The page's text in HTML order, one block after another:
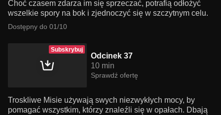
Choć czasem zdarza im się sprzeczać, potrafią odłożyć
wszelkie spory na bok i zjednoczyć się w szczytnym celu.
Dostępny do 01/10
Subskrybuj
Odcinek 37
10 min
Sprawdź ofertę
Troskliwe Misie używają swych niezwykłych mocy, by
pomagać wszystkim, którzy znaleźli się w opałach. Dbają